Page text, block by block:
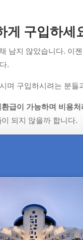
게 구입하세
남지 않았습니다. 이
.
며 구입하시려는 분
급이 가능하며 비용
이 되지 않을까 합니다.